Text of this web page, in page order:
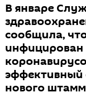
В январе
сообщила,
эффективный
нового